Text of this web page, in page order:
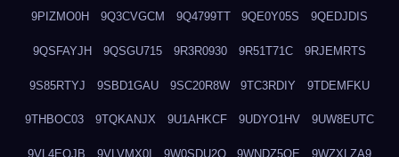
9PIZMO0H 9Q3CVGCM 9Q4799TT 9QE0Y05S 9QEDJDIS
9QSFAYJH 9QSGU715 9R3R0930 9R51T71C 9RJEMRTS
9S85RTYJ 9SBD1GAU 9SC20R8W 9TC3RDIY 9TDEMFKU
9THBOC03 9TQKANJX 9U1AHKCF 9UDYO1HV 9UW8EUTC
9VL4EOJB 9VLVMX0I 9W0SDU2O 9WNDZ5OE 9WZXLZA9